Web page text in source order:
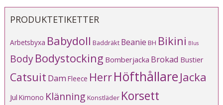
PRODUKTETIKETTER
Arbetsbyxa Babydoll Baddräkt Beanie BH Bikini Blus
BodyBodystocking Bomberjacka Brokad Bustier
Catsuit Dam Fleece HerrHöfthållare Jacka
Jul Kimono Klänning Konstläder Korsett